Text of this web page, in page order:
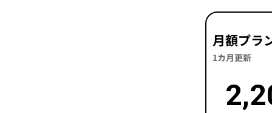
月額プラ
1カ月更新